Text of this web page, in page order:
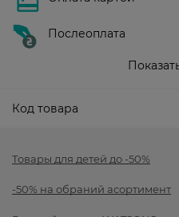
Послеоплата
Код товара
Товары для детей до -50%
-50% на обраний асортимент